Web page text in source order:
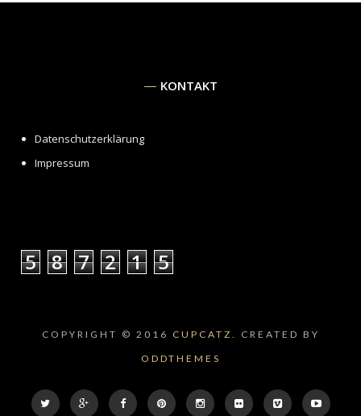
KONTAKT
Datenschutzerklärung
Impressum
5 8 7 2 1 5
COPYRIGHT © 2016 CUPCATZ.
CREATED BY
ODDTHEMES